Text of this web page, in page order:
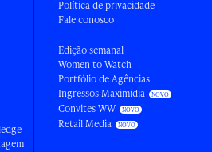
Política de privacidade
Fale conosco
Edição semanal
Women to Watch
Portfólio de Agências
Ingressos Maximídia
Convites WW
Retail Media